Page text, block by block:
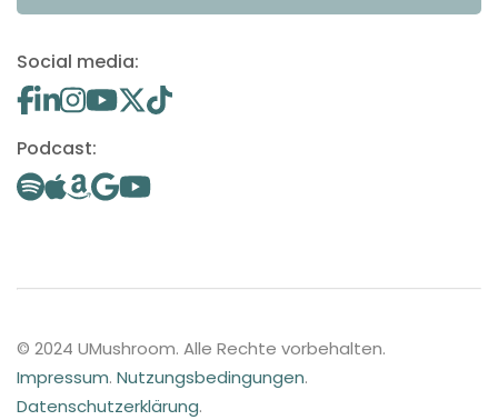
Social media:
Podcast:
© 2024 UMushroom. Alle Rechte vorbehalten.
Impressum. Nutzungsbedingungen.
Datenschutzerklärung.